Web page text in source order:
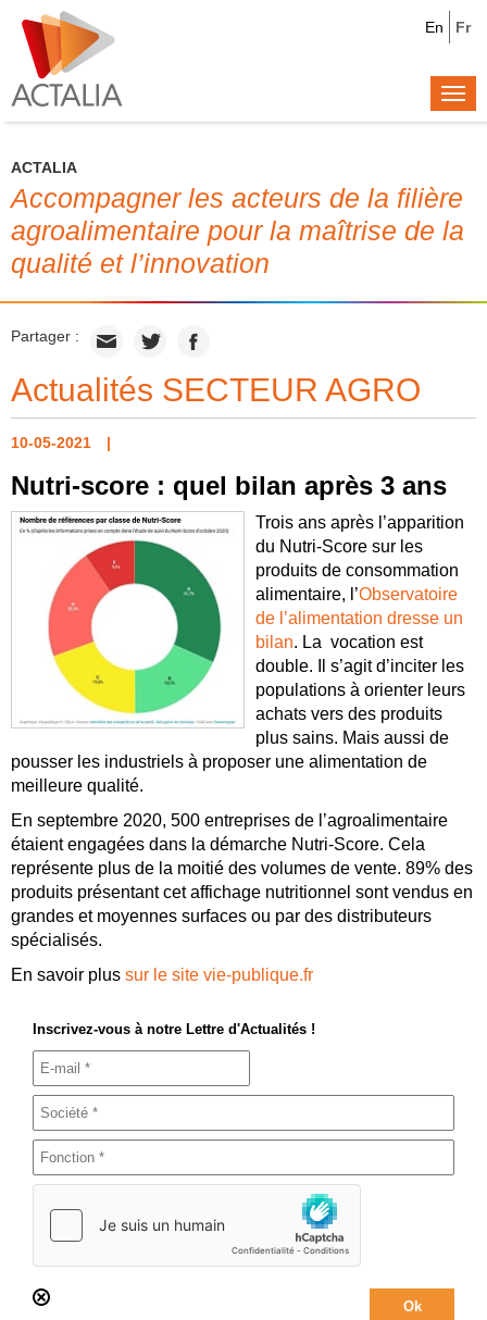
Fr
En
ACTALIA
Accompagner les acteurs de la filière
agroalimentaire pour la maîtrise de la
qualité et l’innovation
Partager :
Actualités SECTEUR AGRO
10-05-2021
Nutri-score : quel bilan après 3 ans
Trois ans après l’apparition
du Nutri-Score sur les
produits de consommation
alimentaire, l’Observatoire
de l’alimentation dresse un
bilan. La vocation est
double. Il s’agit d’inciter les
populations à orienter leurs
achats vers des produits
plus sains. Mais aussi de
pousser les industriels à proposer une alimentation de
meilleure qualité.
En septembre 2020, 500 entreprises de l’agroalimentaire
étaient engagées dans la démarche Nutri-Score. Cela
représente plus de la moitié des volumes de vente. 89% des
produits présentant cet affichage nutritionnel sont vendus en
grandes et moyennes surfaces ou par des distributeurs
spécialisés.
En savoir plus sur le site vie-publique.fr
Inscrivez-vous à notre Lettre d'Actualités !